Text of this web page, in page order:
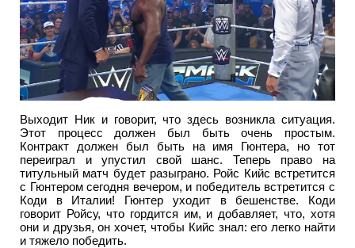
Выходит Ник и говорит, что здесь возникла ситуация.
Этот процесс должен был быть очень простым.
Контракт должен был быть на имя Гюнтера, но тот
переиграл и упустил свой шанс. Теперь право на
титульный матч будет разыграно. Ройс Кийс встретится
с Гюнтером сегодня вечером, и победитель встретится с
Коди в Италии! Гюнтер уходит в бешенстве. Коди
говорит Ройсу, что гордится им, и добавляет, что, хотя
они и друзья, он хочет, чтобы Кийс знал: его легко найти
и тяжело победить.